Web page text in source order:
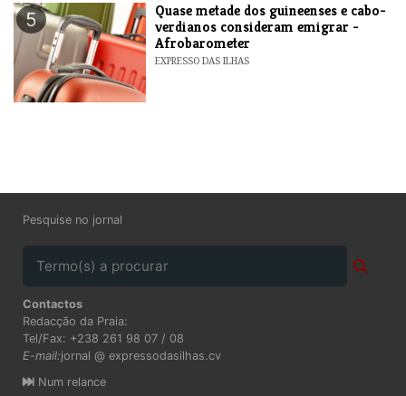
5
Quase metade dos guineenses e cabo-
verdianos consideram emigrar -
Afrobarometer
EXPRESSO DAS ILHAS
Pesquise no jornal
Contactos
Redacção da Praia:
Tel/Fax: +238 261 98 07 / 08
E-mail:jornal @ expressodasilhas.cv
Num relance